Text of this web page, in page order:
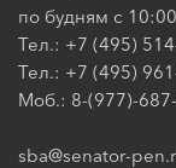
по будням с
Тел.: +7 (495)
Тел.: +7 (495)
Моб.: 8-(977)-
sba@senator-